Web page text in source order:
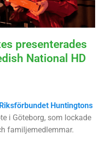
presenterades
National HD
Riksförbundet Huntingtons
i Göteborg, som lockade
familjemedlemmar.